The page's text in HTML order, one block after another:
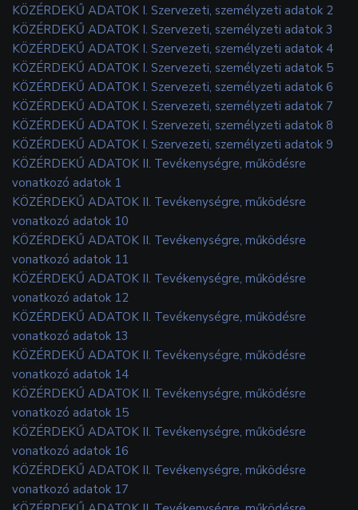
KÖZÉRDEKŰ ADATOK I. Szervezeti, személyzeti adatok 2
KÖZÉRDEKŰ ADATOK I. Szervezeti, személyzeti adatok 3
KÖZÉRDEKŰ ADATOK I. Szervezeti, személyzeti adatok 4
KÖZÉRDEKŰ ADATOK I. Szervezeti, személyzeti adatok 5
KÖZÉRDEKŰ ADATOK I. Szervezeti, személyzeti adatok 6
KÖZÉRDEKŰ ADATOK I. Szervezeti, személyzeti adatok 7
KÖZÉRDEKŰ ADATOK I. Szervezeti, személyzeti adatok 8
KÖZÉRDEKŰ ADATOK I. Szervezeti, személyzeti adatok 9
KÖZÉRDEKŰ ADATOK II. Tevékenységre, működésre
vonatkozó adatok 1
KÖZÉRDEKŰ ADATOK II. Tevékenységre, működésre
vonatkozó adatok 10
KÖZÉRDEKŰ ADATOK II. Tevékenységre, működésre
vonatkozó adatok 11
KÖZÉRDEKŰ ADATOK II. Tevékenységre, működésre
vonatkozó adatok 12
KÖZÉRDEKŰ ADATOK II. Tevékenységre, működésre
vonatkozó adatok 13
KÖZÉRDEKŰ ADATOK II. Tevékenységre, működésre
vonatkozó adatok 14
KÖZÉRDEKŰ ADATOK II. Tevékenységre, működésre
vonatkozó adatok 15
KÖZÉRDEKŰ ADATOK II. Tevékenységre, működésre
vonatkozó adatok 16
KÖZÉRDEKŰ ADATOK II. Tevékenységre, működésre
vonatkozó adatok 17